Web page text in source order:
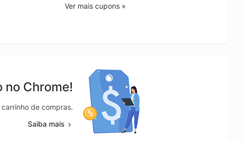
Ver mais cupons »
Chrome!
de compras.
Saiba mais